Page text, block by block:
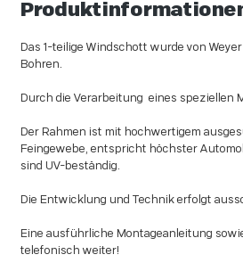
Das 1-teilige Windschott wurde von
Bohren.
Durch die Verarbeitung eines speziellen
Der Rahmen ist mit hochwertigem
Feingewebe, entspricht höchster
sind UV-beständig.
Die Entwicklung und Technik erfolgt
Eine ausführliche Montageanleitung
telefonisch weiter!